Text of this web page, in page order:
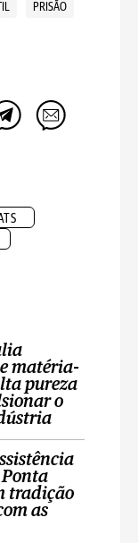
PRISÃO
matéria-
pureza
o
Ponta
tradição
as